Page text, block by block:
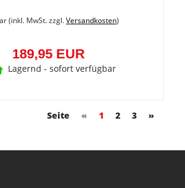
(inkl. MwSt. zzgl.Versandkosten)
189,95 EUR
Lagernd - sofort verfügbar
Seite « 1 2 3
»